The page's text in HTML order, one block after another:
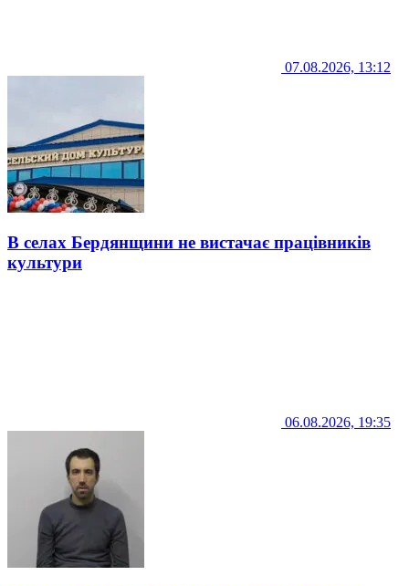
07.08.2026, 13:12
В селах Бердянщини не вистачає працівників
культури
06.08.2026, 19:35